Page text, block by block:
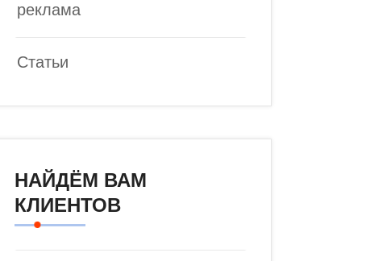
реклама
Статьи
НАЙДЁМ ВАМ
КЛИЕНТОВ